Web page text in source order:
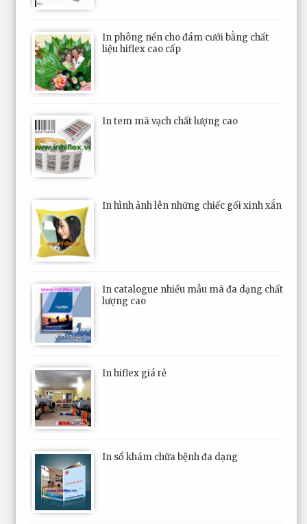
In phông nền cho đám cưới bằng chất
liệu hiflex cao cấp
In tem mã vạch chất lượng cao
In hình ảnh lên những chiếc gối xinh xắn
In catalogue nhiều mẫu mã đa dạng chất
lượng cao
In hiflex giá rẻ
In sổ khám chữa bệnh đa dạng